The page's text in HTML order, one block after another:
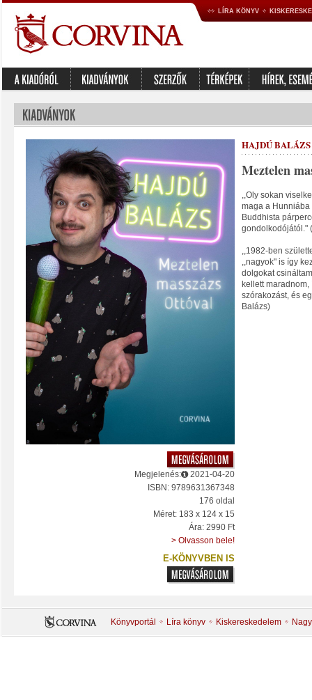
LÍRA KÖNYV
Megjelenés:
2021-04-20
ISBN: 9789631367348
176 oldal
Méret: 183 x 124 x 15
Ára: 2990 Ft
> Olvasson bele!
E-KÖNYVBEN IS
HAJDÚ BALÁZS
Meztelen
,,Oly sokan
maga a Hunniába
Buddhista
gondolkodójától."
,,1982-ben
,,nagyok" is így
dolgokat
kellett
szórakozást, és
Balázs)
Könyvportál Líra könyv Kiskereskedelem